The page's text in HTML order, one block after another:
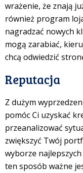
wrażenie, że znają
również program
nagradzać nowych
mogą zarabiać,
chcą odwiedzić
Reputacja
Z dużym
pomóc Ci uzyskać
przeanalizować
zwiększyć Twój
wyborze
ten sposób ważne